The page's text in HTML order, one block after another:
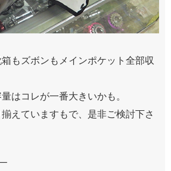
もズボンもメインポケット全部収
はコレが一番大きいかも。
えていますもで、是非ご検討下さ